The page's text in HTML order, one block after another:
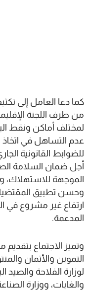
كما دعا العامل إلى
من طرف اللجنة
لمختلف أماكن ونقط
عدم التساهل في اتخاذ
للضوابط القانونية
أجل ضمان السلامة
الموجهة للاستهلاك،
وحسن تطبيق
ارتفاع غير مشروع في
المدعمة.
وتميز الاجتماع
التموين والأثمان
لوزارة الفلاحة والصيد
والغابات، ووزارة